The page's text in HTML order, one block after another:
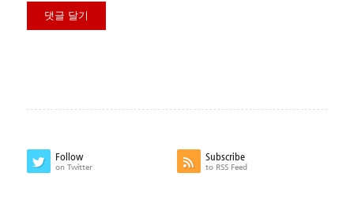
Follow
on Twitter
Subscribe
to RSS Feed